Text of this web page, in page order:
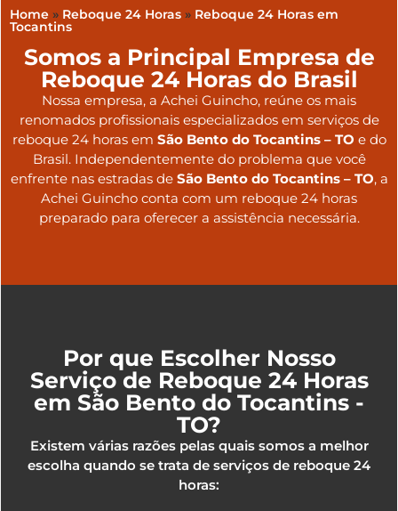
Home » Reboque 24 Horas » Reboque 24 Horas em
Tocantins
Somos a Principal Empresa de
Reboque 24 Horas do Brasil
Nossa empresa, a Achei Guincho, reúne os mais
renomados profissionais especializados em serviços de
reboque 24 horas em São Bento do Tocantins – TO e do
Brasil. Independentemente do problema que você
enfrente nas estradas de São Bento do Tocantins – TO, a
Achei Guincho conta com um reboque 24 horas
preparado para oferecer a assistência necessária.
Por que Escolher Nosso
Serviço de Reboque 24 Horas
em São Bento do Tocantins -
TO?
Existem várias razões pelas quais somos a melhor
escolha quando se trata de serviços de reboque 24
horas: